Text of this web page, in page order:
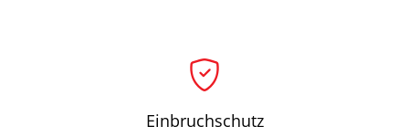
Einbruchschutz